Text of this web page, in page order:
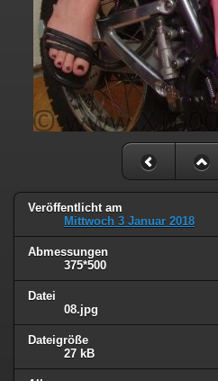
Veröffentlicht am
Mittwoch 3 Januar 2018
Abmessungen
375*500
Datei
08.jpg
Dateigröße
27 kB